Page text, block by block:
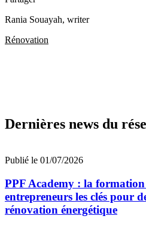
Rania Souayah, writer
Rénovation
Dernières news du
Publié le 01/07/2026
PPF Academy : la
entrepreneurs les clés pour
rénovation énergétique